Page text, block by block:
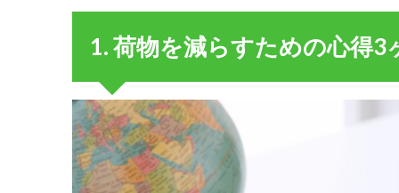
荷
を
ら
す
た
め
の
心
1. 荷物を減らすための心得3